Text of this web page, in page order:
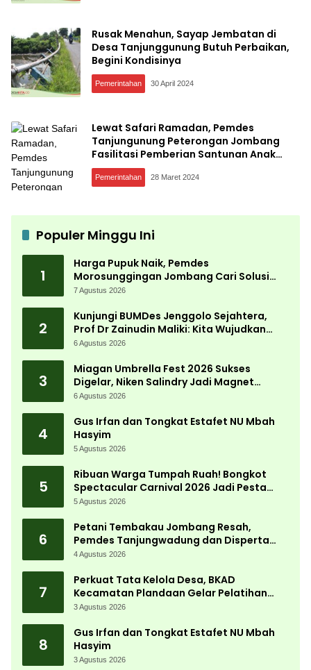
Rusak Menahun, Sayap Jembatan di
Desa Tanjunggunung Butuh Perbaikan,
Begini Kondisinya
Pemerintahan 30 April 2024
Lewat Safari Ramadan, Pemdes
Tanjungunung Peterongan Jombang
Fasilitasi Pemberian Santunan Anak
Yatim dan Duafa
Pemerintahan 28 Maret 2024
Populer Minggu Ini
1
Harga Pupuk Naik, Pemdes
Morosunggingan Jombang Cari Solusi
Lewat Kajian Akademik
7 Agustus 2026
2
Kunjungi BUMDes Jenggolo Sejahtera,
Prof Dr Zainudin Maliki: Kita Wujudkan
Kemandirian Ekonomi dengan Potensi
6 Agustus 2026
3
Miagan Umbrella Fest 2026 Sukses
Digelar, Niken Salindry Jadi Magnet
Ribuan Pengunjung
6 Agustus 2026
4
Gus Irfan dan Tongkat Estafet NU Mbah
Hasyim
5 Agustus 2026
5
Ribuan Warga Tumpah Ruah! Bongkot
Spectacular Carnival 2026 Jadi Pesta
Kemerdekaan Terbesar di Peterongan
5 Agustus 2026
6
Petani Tembakau Jombang Resah,
Pemdes Tanjungwadung dan Disperta
Bergerak Cepat
4 Agustus 2026
7
Perkuat Tata Kelola Desa, BKAD
Kecamatan Plandaan Gelar Pelatihan
Aparatur Pemdes
3 Agustus 2026
8
Gus Irfan dan Tongkat Estafet NU Mbah
Hasyim
3 Agustus 2026